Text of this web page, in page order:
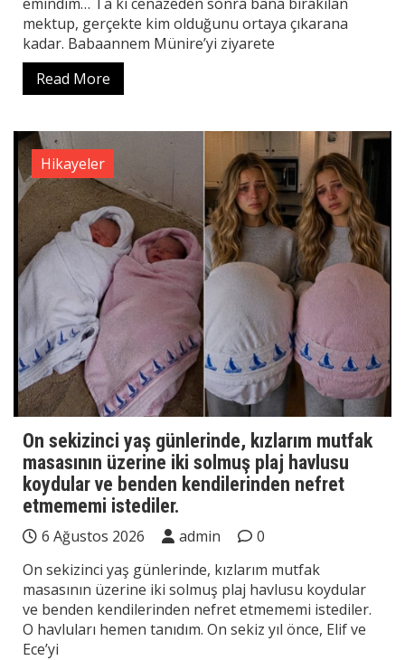
mektup, gerçekte kim olduğunu ortaya çıkarana
kadar. Babaannem Münire’yi ziyarete
Read More
Hikayeler
On sekizinci yaş günlerinde, kızlarım mutfak
masasının üzerine iki solmuş plaj havlusu
koydular ve benden kendilerinden nefret
etmememi istediler.
6 Ağustos 2026 admin
0
On sekizinci yaş günlerinde, kızlarım mutfak
masasının üzerine iki solmuş plaj havlusu koydular
ve benden kendilerinden nefret etmememi istediler.
O havluları hemen tanıdım. On sekiz yıl önce, Elif ve
Ece’yi